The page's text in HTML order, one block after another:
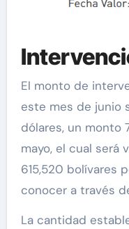
El monto de
este mes de junio
dólares, un monto
mayo, el cual será
615,520 bolívares
conocer a través
La cantidad